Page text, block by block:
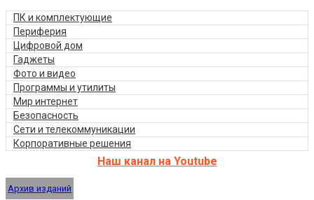
ПК и комплектующие
Периферия
Цифровой дом
Гаджеты
Фото и видео
Программы и утилиты
Мир интернет
Безопасность
Сети и телекоммуникации
Корпоративные решения
Наш канал на Youtube
Архив изданий